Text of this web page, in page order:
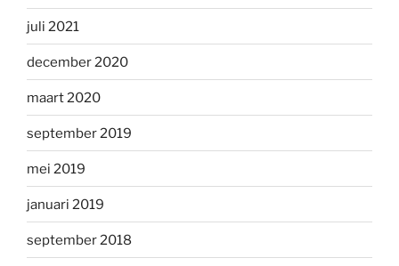
juli 2021
december 2020
maart 2020
september 2019
mei 2019
januari 2019
september 2018